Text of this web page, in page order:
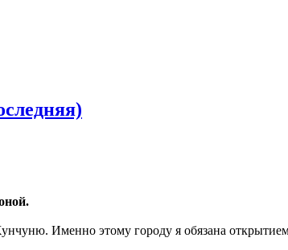
Именно этому городу я обязана открытием